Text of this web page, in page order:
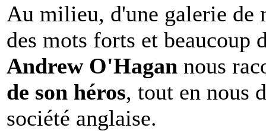
Au milieu, d'une galerie de
des mots forts et beaucoup
Andrew O'Hagan nous
de son héros, tout en nous
société anglaise.